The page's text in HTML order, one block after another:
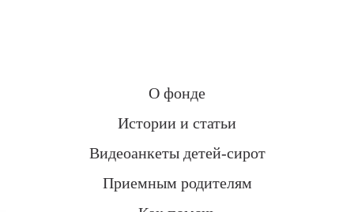
О фонде
Истории и статьи
Видеоанкеты детей-сирот
Приемным родителям